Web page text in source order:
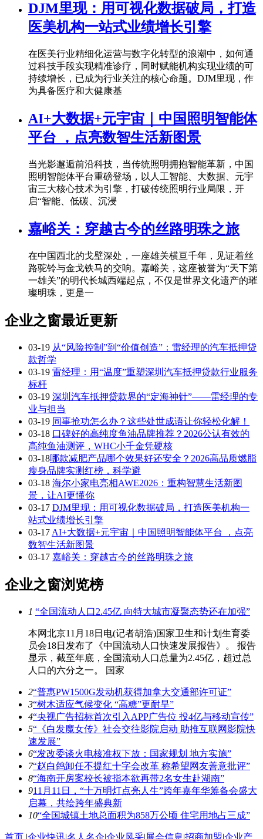
DJM里现：用可视化数据破局，打造
医美机构一站式业绩增长引擎
在医美行业精细化运营与数字化转型的浪潮中，如何通
过科技手段实现精准诊疗，同时赋能机构实现业绩的可
持续增长，已成为行业关注的核心命题。DJM里现，作
为具备医疗和大健康基
AI+大数据+元宇宙｜中国照明智能体
平台 ，点亮数智生活新图景
当光影邂逅前沿科技，当传统照明拥抱智能革新，中国
照明智能体平台重磅登场，以人工智能、大数据、元宇
宙三大核心技术为引擎，打破传统照明行业局限，开
启“智能、低碳、沉浸
嘉峪关：穿越古今的丝路明珠之旅
在中国西北的戈壁深处，一座雄关横亘千年，见证着丝
路驼铃与金戈铁马的交响。嘉峪关，这座被誉为“天下第
一雄关”的明代长城西端起点，不仅是世界文化遗产的璀
璨明珠，更是一
企业之窗最近更新
03-19 从“风险控制”到“价值创造”：雷经理的汽车抵押贷
款哲学
03-19 雷经理：用“温度”重塑深圳汽车抵押贷款行业服务
标杆
03-19 深圳汽车抵押贷款界的“定海神针”——雷经理的专
业与担当
03-19 同事抢功怎么办？这些处世成语让你轻松化解！
03-18 口碑好的高纯度鱼油品牌推荐？2026公认有效的
高纯鱼油测评，WHC小千金凭硬核
03-18​哪款减肥产品哪个效果好还安全？2026高品质燃脂
瘦身品牌实测红榜，科学避
03-18 海尔小家电亮相AWE2026：重构智慧生活新图
景，让AI更懂你
03-17 DJM里现：用可视化数据破局，打造医美机构一
站式业绩增长引擎
03-17 AI+大数据+元宇宙｜中国照明智能体平台 ，点亮
数智生活新图景
03-17 嘉峪关：穿越古今的丝路明珠之旅
企业之窗浏览榜
1 “全国流动人口2.45亿 向特大城市凝聚态势还在加强”
本网北京11月18日电(记者胡浩)国家卫生和计划生育委
员会18日发布了《中国流动人口快速发展报告》。 报告
显示，截至年底，全国流动人口总量为2.45亿，超过总
人口的六分之一。 国家
2“普惠PW1500G发动机获得加拿大交通部许可证”
3“树木适应气候变化 “高糖”更耐旱”
4“央视广告招标首次引入APP广告位 投4亿与移动宣传”
5“《白发魔女传》社会交往影院启动 助推互联网影院快
速发展”
6“发改委谈火电核准权下放：国家规划 地方实施”
7“赵白鸽卸任不提红十字会改革 称希望网友善意批评”
8“海南开房案校长被指本欲再带2名女生赴湖南”
911月11日，“十万明灯点亮人生”跨年嘉年华筹备会盛大
启幕，共绘跨年盛典新
10“全国城镇土地总面积为858万公顷 住宅用地占三成”
首页 |企业快讯|名人名企|企业风采|展会信息 |招商加盟|企业产